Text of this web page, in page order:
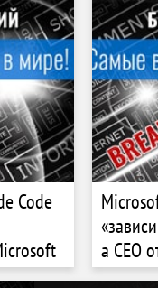
Code
а CEO
вице-